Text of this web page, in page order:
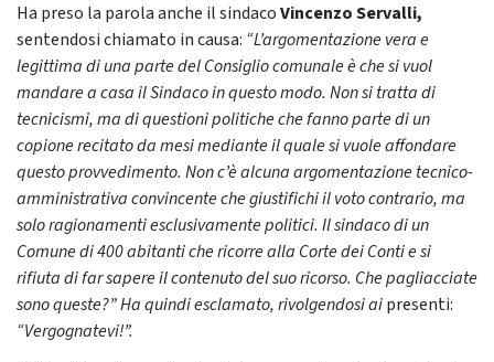
Ha preso la parola anche il sindacoVincenzo Servalli,
sentendosi chiamato in causa: “L’argomentazione vera e
legittima di una parte del Consiglio comunale è che si vuol
mandare a casa il Sindaco in questo modo. Non si tratta di
tecnicismi, ma di questioni politiche che fanno parte di un
copione recitato da mesi mediante il quale si vuole affondare
questo provvedimento. Non c’è alcuna argomentazione tecnico-
amministrativa convincente che giustifichi il voto contrario, ma
solo ragionamenti esclusivamente politici. Il sindaco di un
Comune di 400 abitanti che ricorre alla Corte dei Conti e si
rifiuta di far sapere il contenuto del suo ricorso. Che pagliacciate
sono queste?” Ha quindi esclamato, rivolgendosi aipresenti:
“Vergognatevi!”.